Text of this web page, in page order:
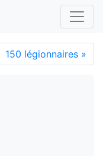
150 légionnaires »